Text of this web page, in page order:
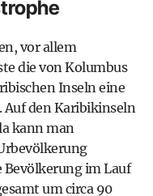
vor allem
die von Kolumbus
Inseln eine
Auf den Karibikinseln
kann man
Bevölkerung im Lauf
um circa 90